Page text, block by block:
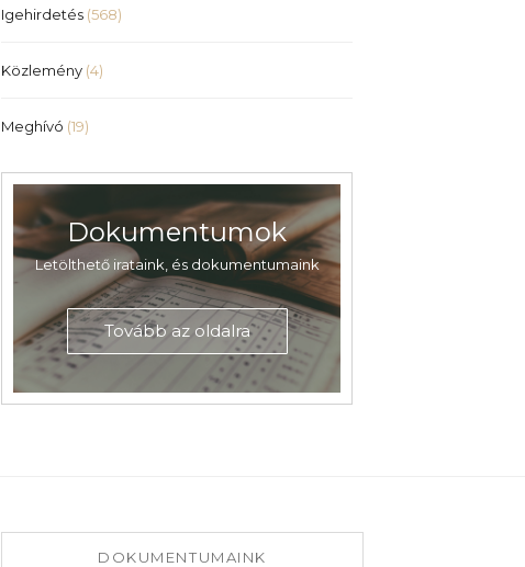
Igehirdetés (568)
Közlemény (4)
Meghívó (19)
Dokumentumok
Letölthető irataink, és dokumentumaink
Tovább az oldalra
DOKUMENTUMAINK